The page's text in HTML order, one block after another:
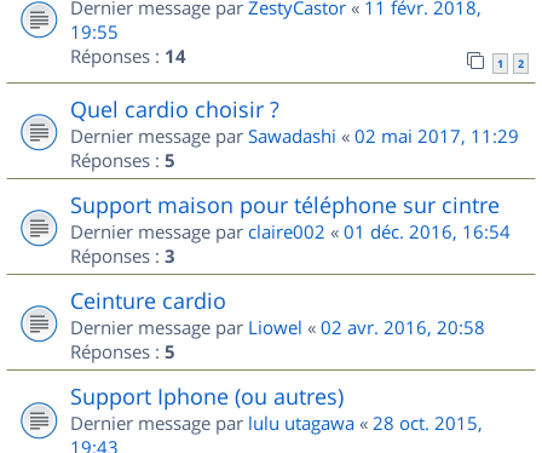
Dernier message par ZestyCastor « 11 févr. 2018,
19:55
Réponses : 14 1 2
Quel cardio choisir ?
Dernier message par Sawadashi « 02 mai 2017, 11:29
Réponses : 5
Support maison pour téléphone sur cintre
Dernier message par claire002 « 01 déc. 2016, 16:54
Réponses : 3
Ceinture cardio
Dernier message par Liowel « 02 avr. 2016, 20:58
Réponses : 5
Support Iphone (ou autres)
Dernier message par lulu utagawa « 28 oct. 2015,
19:43